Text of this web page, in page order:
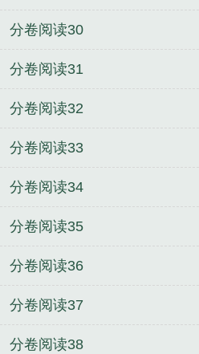
分卷阅读30
分卷阅读31
分卷阅读32
分卷阅读33
分卷阅读34
分卷阅读35
分卷阅读36
分卷阅读37
分卷阅读38